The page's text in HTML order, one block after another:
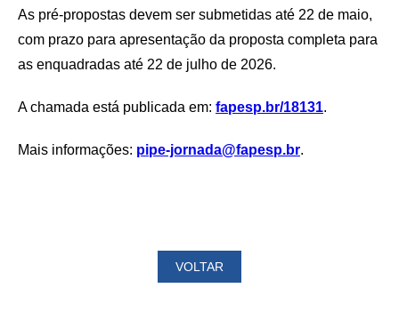
As pré-propostas devem ser submetidas até 22 de maio,
com prazo para apresentação da proposta completa para
as enquadradas até 22 de julho de 2026.
A chamada está publicada em: fapesp.br/18131.
Mais informações: pipe-jornada@fapesp.br.
VOLTAR